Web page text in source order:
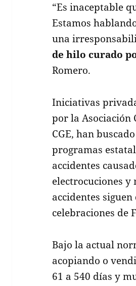
“Es inaceptable
Estamos
una
de hilo curado
Romero.
Iniciativas
por la Asociación
CGE, han
programas
accidentes
electrocuciones
accidentes
celebraciones de
Bajo la actual
acopiando o
61 a 540 días y